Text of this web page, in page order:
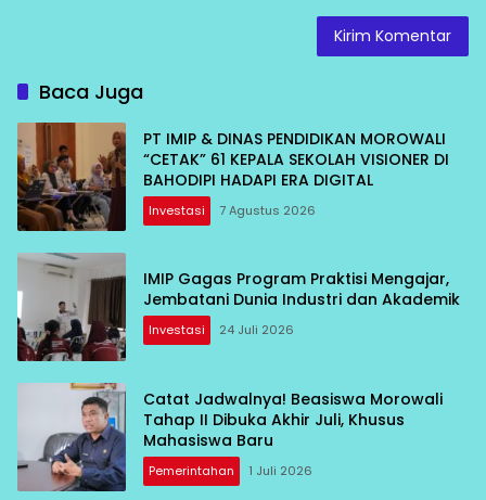
Baca Juga
PT IMIP & DINAS PENDIDIKAN MOROWALI
“CETAK” 61 KEPALA SEKOLAH VISIONER DI
BAHODIPI HADAPI ERA DIGITAL
Investasi 7 Agustus 2026
IMIP Gagas Program Praktisi Mengajar,
Jembatani Dunia Industri dan Akademik
Investasi 24 Juli 2026
Catat Jadwalnya! Beasiswa Morowali
Tahap II Dibuka Akhir Juli, Khusus
Mahasiswa Baru
Pemerintahan 1 Juli 2026